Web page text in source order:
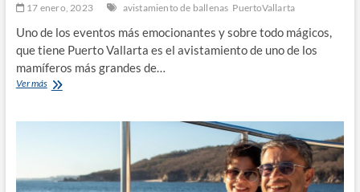
17 enero, 2023 avistamiento de ballenas PuertoVallarta
Uno de los eventos más emocionantes y sobre todo mágicos,
que tiene Puerto Vallarta es el avistamiento de uno de los
mamíferos más grandes de…
Ver másPreguntas